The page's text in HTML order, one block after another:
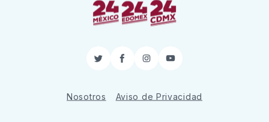
TwitterFacebook
InstagramYouTube
Nosotros Aviso de Privacidad